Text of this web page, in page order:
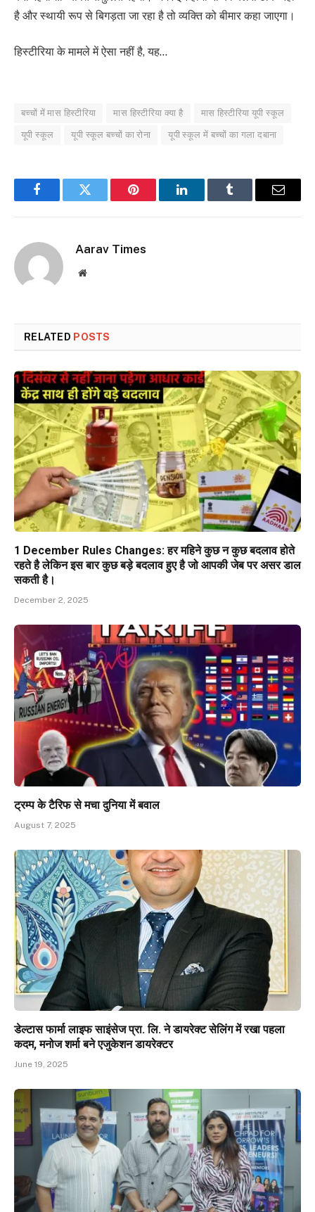
है और स्थायी रूप से बिगड़ता जा रहा है तो व्यक्ति को बीमार कहा जाएगा।
हिस्टीरिया के मामले में ऐसा नहीं है, यह…
बच्चों में मास हिस्टीरिया मास हिस्टीरिया क्या है मास हिस्टीरिया यूपी स्कूल
यूपी स्कूल यूपी स्कूल बच्चों का रोना यूपी स्कूल में बच्चों का गला दबाना
FacebookTwitter Pinterest LinkedInTumblr Email
Aarav Times
Website
RELATED POSTS
1 December Rules Changes: हर महिने कुछ न कुछ बदलाव होते
रहते है लेकिन इस बार कुछ बड़े बदलाव हुए है जो आपकी जेब पर असर डाल
सकती है।
December 2, 2025
ट्रम्प के टैरिफ से मचा दुनिया में बवाल
August 7, 2025
डेल्टास फार्मा लाइफ साइंसेज प्रा. लि. ने डायरेक्ट सेलिंग में रखा पहला
कदम, मनोज शर्मा बने एजुकेशन डायरेक्टर
June 19, 2025